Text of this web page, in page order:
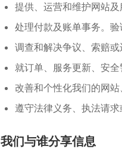
提供、运营和维护网站及
处理付款及账单事务。验
调查和解决争议、索赔或
就订单、服务更新、安全
改善和个性化我们的网站
遵守法律义务、执法请求
我们与谁分享信息